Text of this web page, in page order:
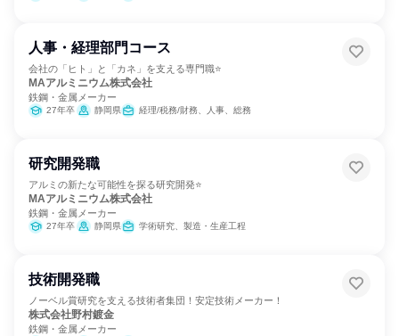
人事・経理部門コース
会社の「ヒト」と「カネ」を支える専門職⭐
MAアルミニウム株式会社
鉄鋼・金属メーカー
27年卒 静岡県 経理/税務/財務、人事、総務
研究開発職
アルミの新たな可能性を探る研究開発⭐
MAアルミニウム株式会社
鉄鋼・金属メーカー
27年卒 静岡県 学術研究、製造・生産工程
技術開発職
ノーベル賞研究を支える技術者集団！安定技術メーカー！
株式会社野村鍍金
鉄鋼・金属メーカー